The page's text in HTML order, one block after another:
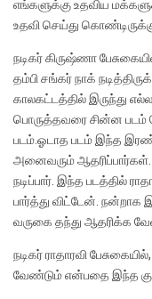
எங்களுக்கு உதவிய
உதவி செய்து
நடிகர் கிருஷ்ணா
தம்பி சங்கர் நாக்
காலகட்டத்தில் இருந்து
பொருத்தவரை சின்ன படம்
படம்.ஓடாத படம் இந்த
அனைவரும் ஆதரிப்பார்கள்.
நடிப்பார். இந்த படத்தில்
பார்த்து விட்டேன். நன்றாக
வருகை தந்து ஆதரிக்க
நடிகர் ராதாரவி
வேண்டும் என்பதை இந்த